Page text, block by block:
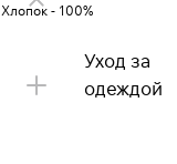
Хлопок - 100%
Уход за
одеждой